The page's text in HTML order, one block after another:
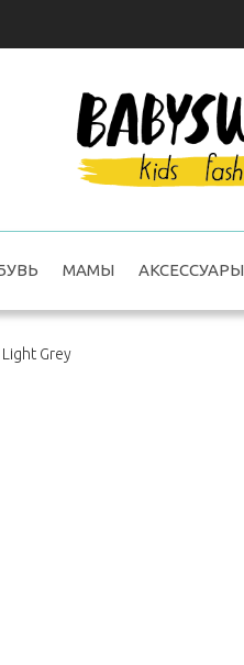
МАМЫ АКСЕССУАРЫ
Grey